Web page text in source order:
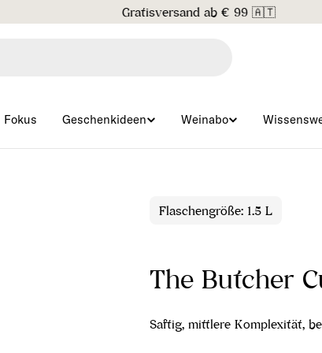
Gratisversand ab € 99 🇦🇹
Fokus Geschenkideen Weinabo
Flaschengröße: 1.5 L
The Butcher
Saftig, mittlere Komplexität,